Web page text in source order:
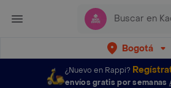
Bogotá
¿Nuevo en Rappi?
envíos gratis por semanas